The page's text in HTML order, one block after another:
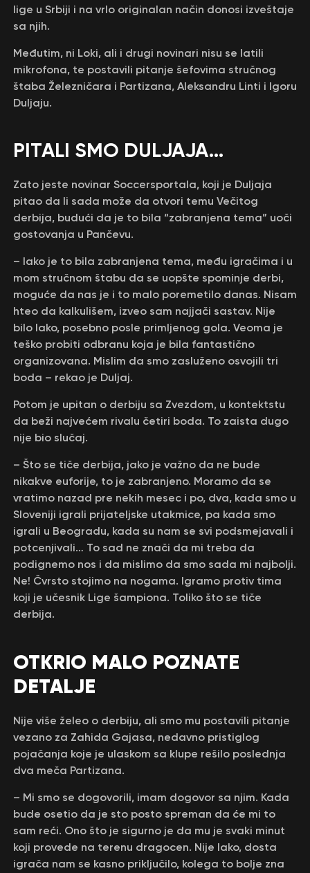
lige u Srbiji i na vrlo originalan način donosi izveštaje
sa njih.
Međutim, ni Loki, ali i drugi novinari nisu se latili
mikrofona, te postavili pitanje šefovima stručnog
štaba Železničara i Partizana, Aleksandru Linti i Igoru
Duljaju.
PITALI SMO DULJAJA…
Zato jeste novinar Soccersportala, koji je Duljaja
pitao da li sada može da otvori temu Večitog
derbija, budući da je to bila “zabranjena tema” uoči
gostovanja u Pančevu.
– Iako je to bila zabranjena tema, među igračima i u
mom stručnom štabu da se uopšte spominje derbi,
moguće da nas je i to malo poremetilo danas. Nisam
hteo da kalkulišem, izveo sam najjači sastav. Nije
bilo lako, posebno posle primljenog gola. Veoma je
teško probiti odbranu koja je bila fantastično
organizovana. Mislim da smo zasluženo osvojili tri
boda – rekao je Duljaj.
Potom je upitan o derbiju sa Zvezdom, u kontektstu
da beži najvećem rivalu četiri boda. To zaista dugo
nije bio slučaj.
– Što se tiče derbija, jako je važno da ne bude
nikakve euforije, to je zabranjeno. Moramo da se
vratimo nazad pre nekih mesec i po, dva, kada smo u
Sloveniji igrali prijateljske utakmice, pa kada smo
igrali u Beogradu, kada su nam se svi podsmejavali i
potcenjivali… To sad ne znači da mi treba da
podignemo nos i da mislimo da smo sada mi najbolji.
Ne! Čvrsto stojimo na nogama. Igramo protiv tima
koji je učesnik Lige šampiona. Toliko što se tiče
derbija.
OTKRIO MALO POZNATE
DETALJE
Nije više želeo o derbiju, ali smo mu postavili pitanje
vezano za Zahida Gajasa, nedavno pristiglog
pojačanja koje je ulaskom sa klupe rešilo poslednja
dva meča Partizana.
– Mi smo se dogovorili, imam dogovor sa njim. Kada
bude osetio da je sto posto spreman da će mi to
sam reći. Ono što je sigurno je da mu je svaki minut
koji provede na terenu dragocen. Nije lako, dosta
igrača nam se kasno priključilo, kolega to bolje zna